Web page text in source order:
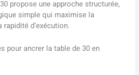
propose une approche structurée,
simple qui maximise la
d’exécution.
pour ancrer la table de 30 en